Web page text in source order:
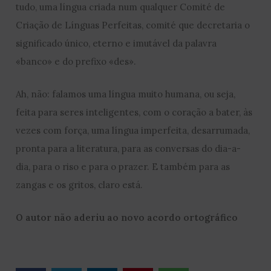
tudo, uma língua criada num qualquer Comité de
Criação de Línguas Perfeitas, comité que decretaria o
significado único, eterno e imutável da palavra
«banco» e do prefixo «des».
Ah, não: falamos uma língua muito humana, ou seja,
feita para seres inteligentes, com o coração a bater, às
vezes com força, uma língua imperfeita, desarrumada,
pronta para a literatura, para as conversas do dia-a-
dia, para o riso e para o prazer. E também para as
zangas e os gritos, claro está.
O autor não aderiu ao novo acordo ortográfico